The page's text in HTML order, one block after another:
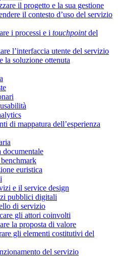
il progetto e la sua gestione
il contesto d’uso del servizio
i processi e i touchpointdel
l’interfaccia utente del servizio
la soluzione ottenuta
di mappatura dell’esperienza
documentale
euristica
e il service design
pubblici digitali
di servizio
gli attori coinvolti
la proposta di valore
gli elementi costitutivi del
del servizio